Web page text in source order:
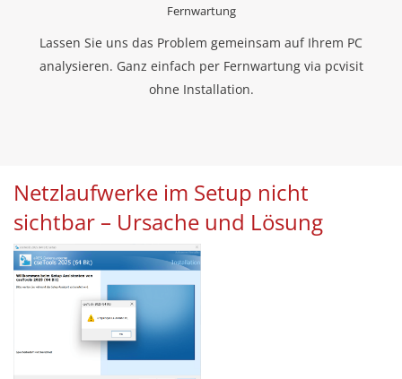
Fernwartung
Lassen Sie uns das Problem gemeinsam auf Ihrem PC
analysieren. Ganz einfach per Fernwartung via pcvisit
ohne Installation.
Netzlaufwerke im Setup nicht
sichtbar – Ursache und Lösung